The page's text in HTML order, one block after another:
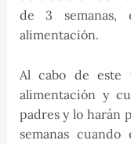
de 3 semanas,
alimentación.
Al cabo de este
alimentación y
padres y lo harán
semanas